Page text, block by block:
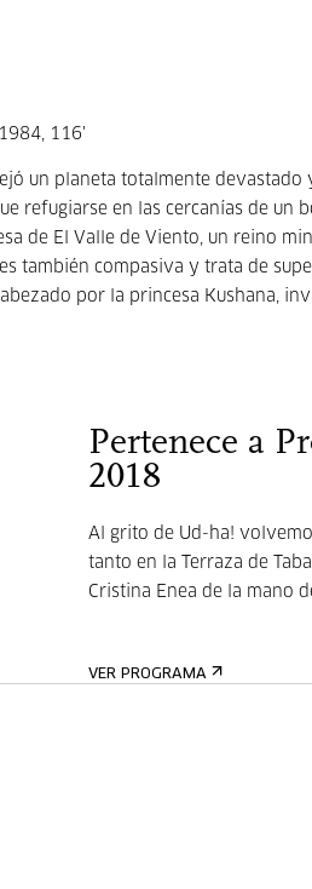
116'
un planeta totalmente
refugiarse en las cercanías de un
de El Valle de Viento, un reino
también compasiva y trata de
por la princesa Kushana,
Pertenece a
2018
Al grito de Ud-ha!
tanto en la Terraza de
Cristina Enea de la mano
VER PROGRAMA